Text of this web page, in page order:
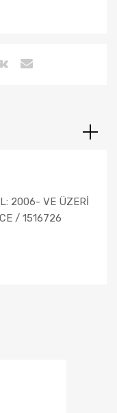
2006- VE ÜZERİ
/ 1516726